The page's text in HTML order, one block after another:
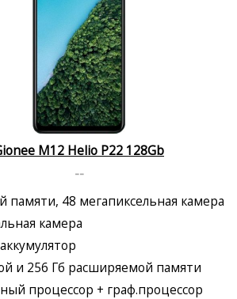
M12 Helio P22 128Gb
--
памяти, 48 мегапиксельная камера
камера
и 256 Гб расширяемой памяти
процессор + граф.процессор